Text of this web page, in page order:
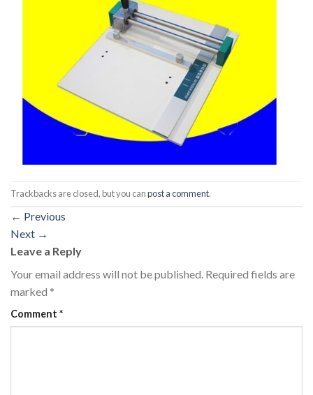
Trackbacks are closed, but you canpost a comment.
← Previous
Next →
Leave a Reply
Your email address will not be published. Required fields are
marked *
Comment *